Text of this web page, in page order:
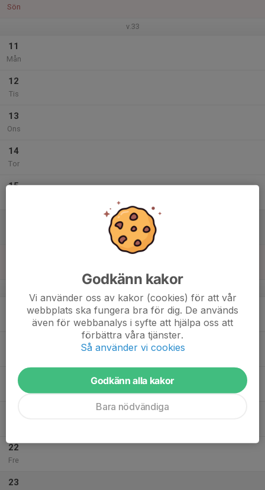
Sön
v.33
11
Mån
12
Tis
13
Ons
14
Tor
15
20
Ons
22
Fre
23
Godkänn kakor
Vi använder oss av kakor (cookies) för att vår
webbplats ska fungera bra för dig. De används
även för webbanalys i syfte att hjälpa oss att
förbättra våra tjänster.
Så använder vi cookies
Godkänn alla kakor
Bara nödvändiga